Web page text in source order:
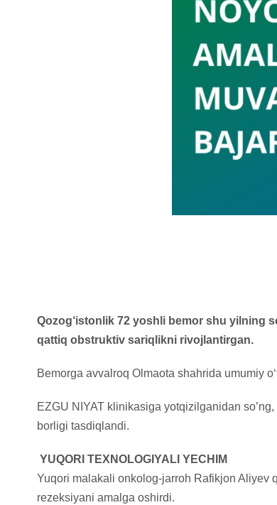
Qozog‘istonlik 72 yoshli bemor shu yilning
qattiq obstruktiv sariqlikni rivojlantirgan.
Bemorga avvalroq Olmaota shahrida umumiy
EZGU NIYAT klinikasiga yotqizilganidan
borligi tasdiqlandi.
YUQORI TEXNOLOGIYALI YECHIM
Yuqori malakali onkolog-jarroh Rafikjon Aliyev
rezeksiyani amalga oshirdi.